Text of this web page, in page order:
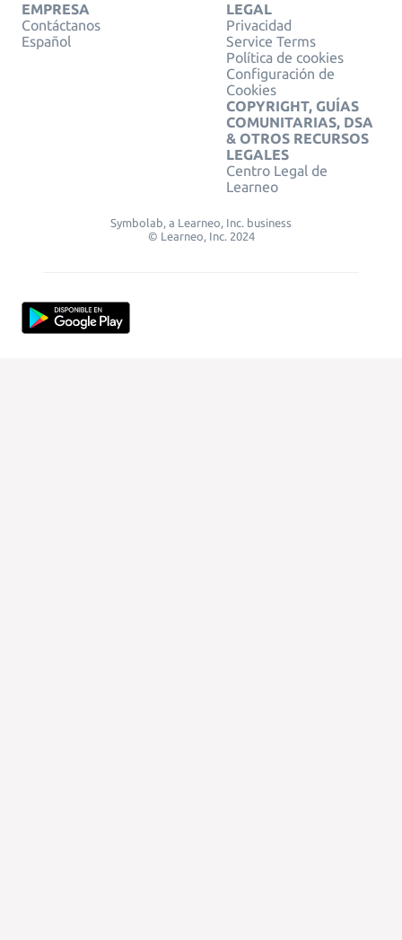
EMPRESA
Contáctanos
Español
LEGAL
Privacidad
Service Terms
Política de cookies
Configuración de
Cookies
COPYRIGHT, GUÍAS
COMUNITARIAS, DSA
& OTROS RECURSOS
LEGALES
Centro Legal de
Learneo
Symbolab, a Learneo, Inc. business
© Learneo, Inc. 2024